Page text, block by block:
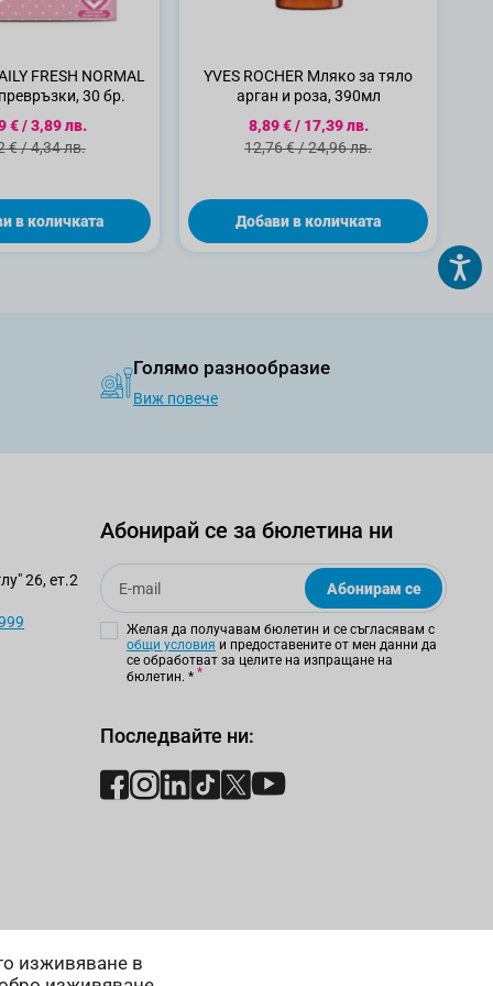
изживяване в
FRESH NORMAL
30 бр.
цена
€/3,89 лв.
цена
€/4,34 лв.
в количката
YVES ROCHER Мляко за тяло
арган и роза, 390мл
Специална цена
8,89 €/ 17,39 лв.
Стандартна цена
12,76 €/24,96 лв.
Добави в количката
Голямо разнообразие
Виж повече
26, ет.2
Абонирай се за бюлетина ни
Email
Абонирам се
Желая да получавам бюлетин и се съгласявам с
общи условия и предоставените от мен данни да
се обработват за целите на изпращане на
бюлетин. *
Последвайте ни: